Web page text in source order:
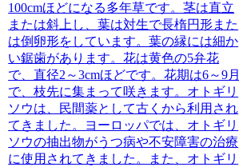
100cmほどになる多年草です。茎は直立
または斜上し、葉は対生で長楕円形また
は倒卵形をしています。葉の縁には細か
い鋸歯があります。花は黄色の5弁花
で、直径2～3cmほどです。花期は6～9月
で、枝先に集まって咲きます。オトギリ
ソウは、民間薬として古くから利用され
てきました。ヨーロッパでは、オトギリ
ソウの抽出物がうつ病や不安障害の治療
に使用されてきました。また、オトギリ